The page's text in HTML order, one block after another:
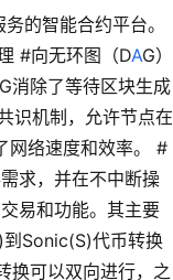
的智能合约平台。
#向无环图（DAG）
消除了等待区块生成
识机制，允许节点在
网络速度和效率。 #
求，并在不中断操
易和功能。其主要
Sonic(S)代币转换
换可以双向进行，之